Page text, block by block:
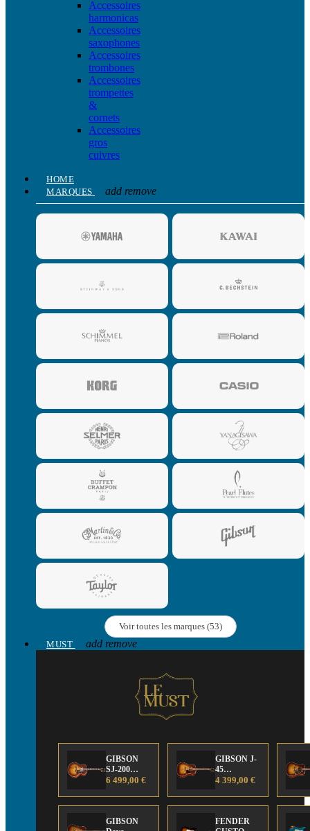
Accessoires
harmonicas
Accessoires
saxophones
Accessoires
trombones
Accessoires
trompettes
&
cornets
Accessoires
gros
cuivres
HOME
MARQUES
add remove
Voir toutes les marques (53)
MUST
add remove
GIBSON
SJ-200
Anniversary
Edition
6 499,00 €
GIBSON J-
45
Anniversary
Edition
4 399,00 €
GIBSON
FENDER